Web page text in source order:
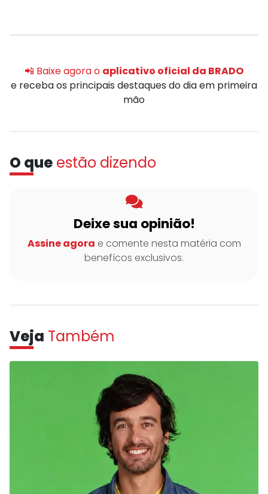
📲 Baixe agora o aplicativo oficial da BRADO
e receba os principais destaques do dia em primeira
mão
O que estão dizendo
Deixe sua opinião!
Assine agora e comente nesta matéria com
benefícos exclusivos.
Veja Também